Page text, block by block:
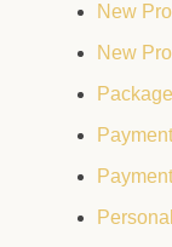
New
New